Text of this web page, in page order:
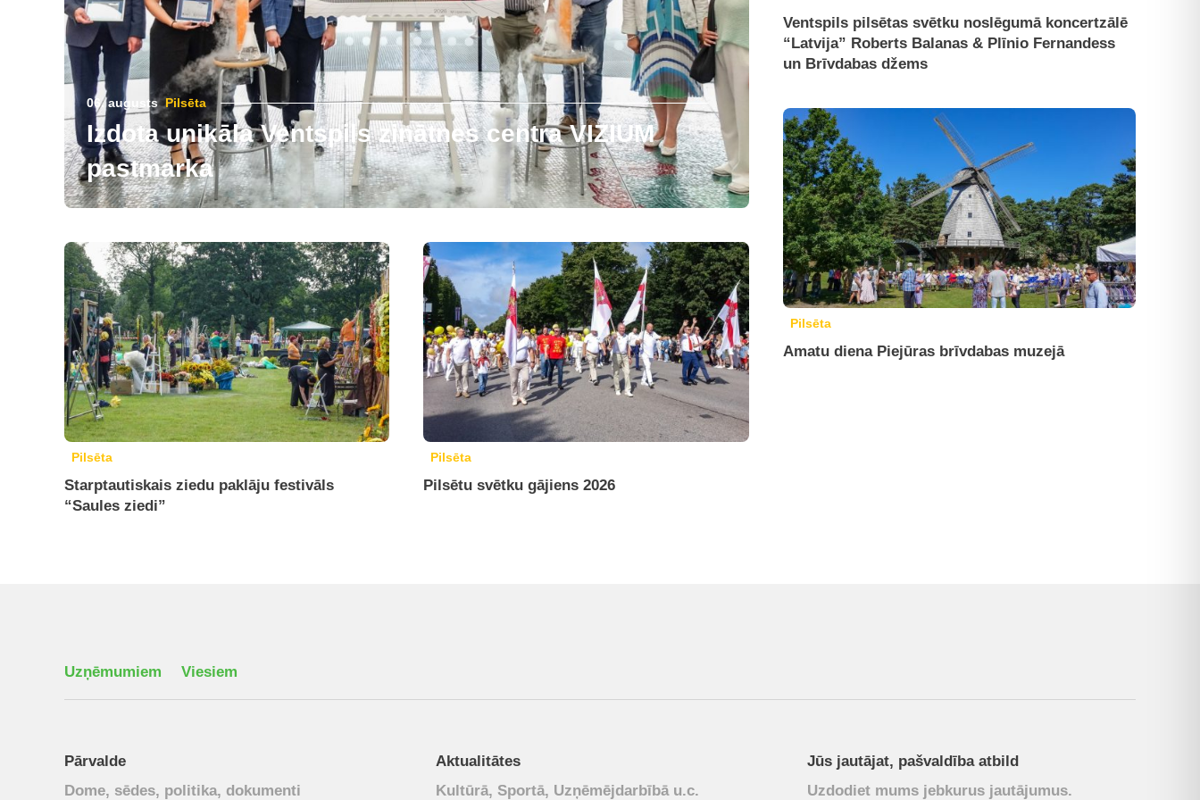
06. augusts Pilsēta
Izdota unikāla Ventspils zinātnes centra VIZIUM
pastmarka
Pilsēta
Starptautiskais ziedu paklāju festivāls
“Saules ziedi”
Pilsēta
Pilsētu svētku gājiens 2026
Ventspils pilsētas svētku noslēgumā koncertzālē
“Latvija” Roberts Balanas & Plīnio Fernandess
un Brīvdabas džems
Pilsēta
Amatu diena Piejūras brīvdabas muzejā
Uzņēmumiem Viesiem
Pārvalde
Dome, sēdes, politika, dokumenti
Aktualitātes
Kultūrā, Sportā, Uzņēmējdarbībā u.c.
Jūs jautājat, pašvaldība atbild
Uzdodiet mums jebkurus jautājumus.